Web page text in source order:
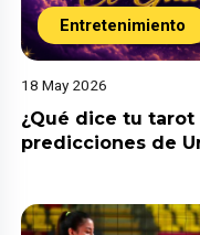
Entretenimiento
18 May 2026
¿Qué dice tu tarot
predicciones de